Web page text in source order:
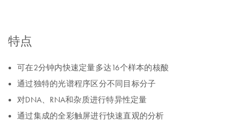
特点
可在2分钟内快速定量多达16个样本的核酸
通过独特的光谱程序区分不同目标分子
对DNA、RNA和杂质进行特异性定量
通过集成的全彩触屏进行快速直观的分析